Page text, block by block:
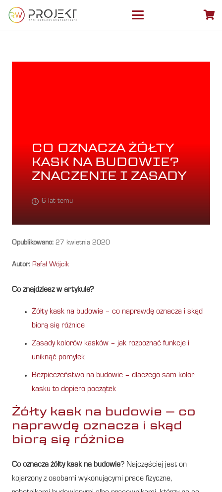
CO OZNACZA ŻÓŁTY
KASK NA BUDOWIE?
ZNACZENIE I ZASADY
6 lat temu
Opublikowano: 27 kwietnia 2020
Autor: Rafał Wójcik
Co znajdziesz w artykule?
Żółty kask na budowie – co naprawdę oznacza i skąd
biorą się różnice
Zasady kolorów kasków – jak rozpoznać funkcje i
uniknąć pomyłek
Bezpieczeństwo na budowie – dlaczego sam kolor
kasku to dopiero początek
Żółty kask na budowie – co
naprawdę oznacza i skąd
biorą się różnice
Co oznacza żółty kask na budowie? Najczęściej jest on
kojarzony z osobami wykonującymi prace fizyczne,